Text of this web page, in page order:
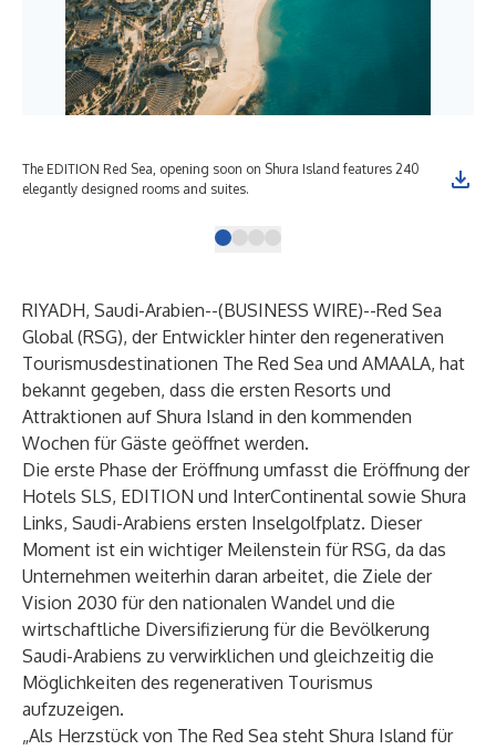
The EDITION Red Sea, opening soon on Shura Island features 240
elegantly designed rooms and suites.
RIYADH, Saudi-Arabien--(BUSINESS WIRE)--Red Sea
Global (RSG), der Entwickler hinter den regenerativen
Tourismusdestinationen The Red Sea und AMAALA, hat
bekannt gegeben, dass die ersten Resorts und
Attraktionen auf Shura Island in den kommenden
Wochen für Gäste geöffnet werden.
Die erste Phase der Eröffnung umfasst die Eröffnung der
Hotels SLS, EDITION und InterContinental sowie Shura
Links, Saudi-Arabiens ersten Inselgolfplatz. Dieser
Moment ist ein wichtiger Meilenstein für RSG, da das
Unternehmen weiterhin daran arbeitet, die Ziele der
Vision 2030 für den nationalen Wandel und die
wirtschaftliche Diversifizierung für die Bevölkerung
Saudi-Arabiens zu verwirklichen und gleichzeitig die
Möglichkeiten des regenerativen Tourismus
aufzuzeigen.
„Als Herzstück von The Red Sea steht Shura Island für